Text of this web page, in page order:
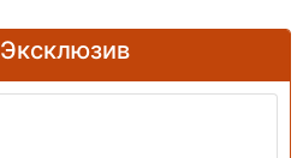
Эксклюзив